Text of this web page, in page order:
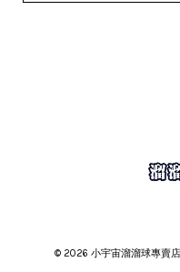
© 2026 小宇宙溜溜球專賣